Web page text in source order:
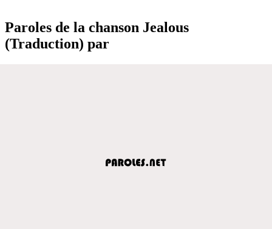
Paroles de la chanson Jealous
(Traduction) par